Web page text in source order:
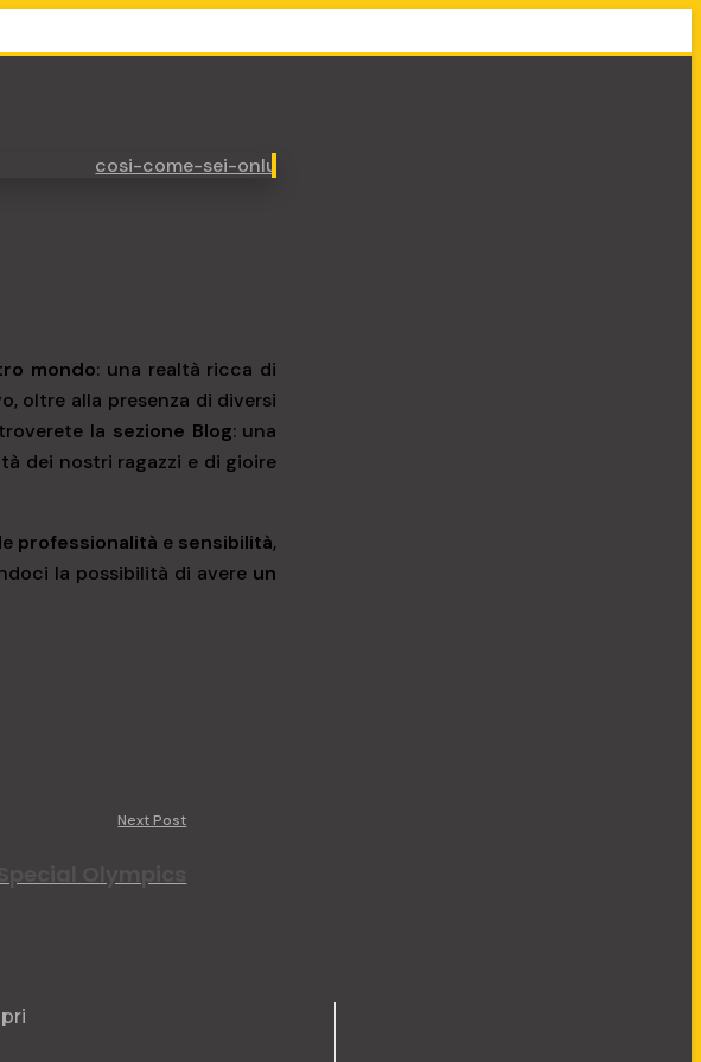
mondo: una realtà ricca di
oltre alla presenza di diversi
la sezione Blog: una
dei nostri ragazzi e di gioire
professionalità e sensibilità,
la possibilità di avere un
Next Post